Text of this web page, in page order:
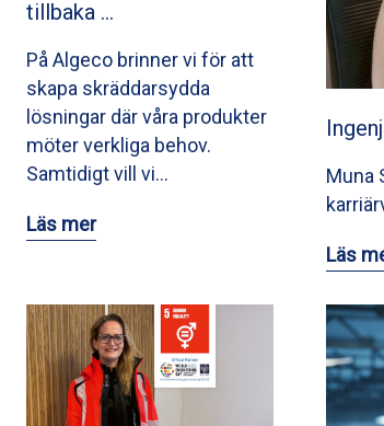
tillbaka …
På Algeco brinner vi för att
skapa skräddarsydda
lösningar där våra produkter
möter verkliga behov.
Samtidigt vill vi…
Läs mer
Muna
Läs